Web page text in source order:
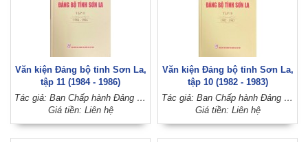
Văn kiện Đảng bộ tỉnh Sơn La,
tập 11 (1984 - 1986)
Tác giả: Ban Chấp hành Đảng bộ tỉnh Sơn La
Giá tiền: Liên hệ
Văn kiện Đảng bộ tỉnh Sơn La,
tập 10 (1982 - 1983)
Tác giả: Ban Chấp hành Đảng bộ tỉnh Sơn La
Giá tiền: Liên hệ